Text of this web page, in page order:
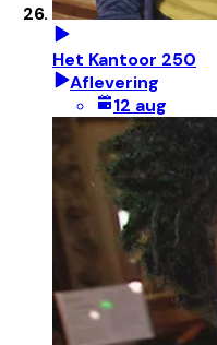
Het Kantoor 250
Aflevering
12 aug